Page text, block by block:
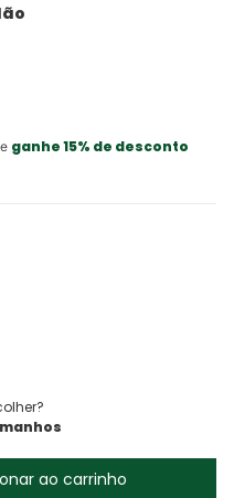
ganhe 15% de desconto
ao carrinho